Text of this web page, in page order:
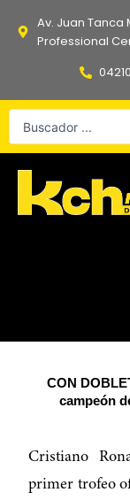
Av. Juan Tanca
Professional
Search
CON
campeón
Cristiano
primer trofeo